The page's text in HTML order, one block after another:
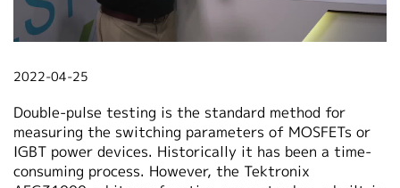
2022-04-25
Double-pulse testing is the standard method for
measuring the switching parameters of MOSFETs or
IGBT power devices. Historically it has been a time-
consuming process. However, the Tektronix